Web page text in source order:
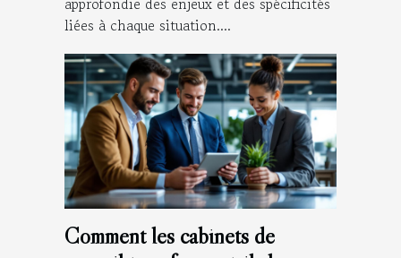
liées à chaque situation....
Comment les cabinets de